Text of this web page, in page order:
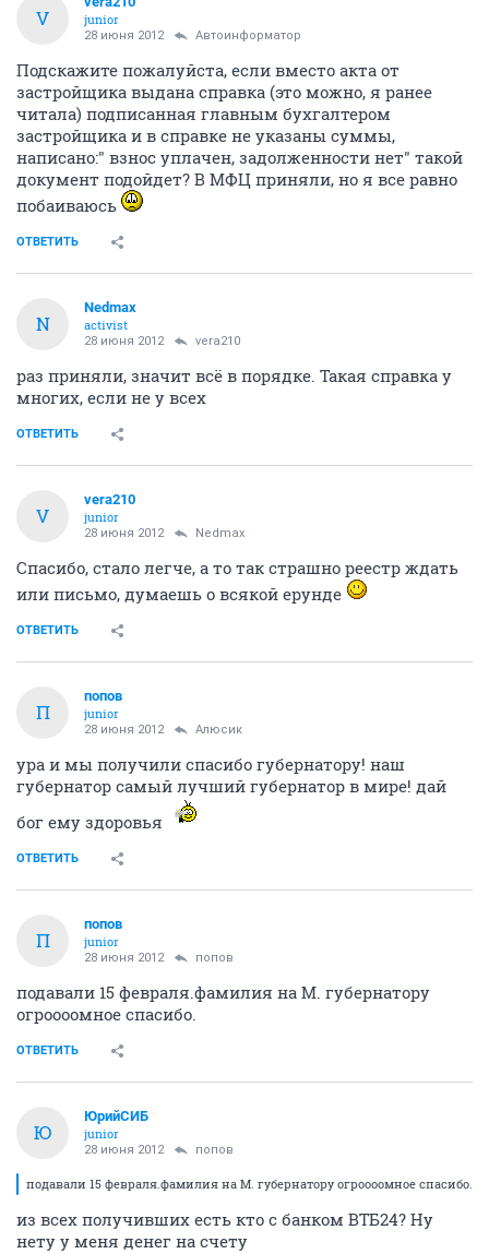
V
junior
28 июня 2012 Автоинформатор
Подскажите пожалуйста, если вместо акта от
застройщика выдана справка (это можно, я ранее
читала) подписанная главным бухгалтером
застройщика и в справке не указаны суммы,
написано:" взнос уплачен, задолженности нет" такой
документ подойдет? В МФЦ приняли, но я все равно
побаиваюсь
ОТВЕТИТЬ
N
Nedmax
activist
28 июня 2012 vera210
раз приняли, значит всё в порядке. Такая справка у
многих, если не у всех
ОТВЕТИТЬ
V
vera210
junior
28 июня 2012 Nedmax
Спасибо, стало легче, а то так страшно реестр ждать
или письмо, думаешь о всякой ерунде
ОТВЕТИТЬ
П
попов
junior
28 июня 2012 Алюсик
ура и мы получили спасибо губернатору! наш
губернатор самый лучший губернатор в мире! дай
бог ему здоровья
ОТВЕТИТЬ
П
попов
junior
28 июня 2012 попов
подавали 15 февраля.фамилия на М. губернатору
огроооомное спасибо.
ОТВЕТИТЬ
Ю
ЮрийСИБ
junior
28 июня 2012 попов
подавали 15 февраля.фамилия на М. губернатору огроооомное спасибо.
из всех получивших есть кто с банком ВТБ24? Ну
нету у меня денег на счету